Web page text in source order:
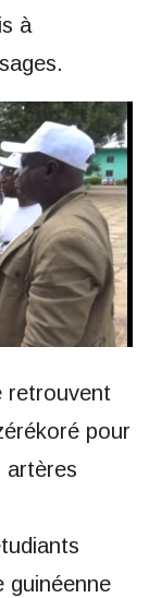
à
retrouvent
pour
artères
guinéenne